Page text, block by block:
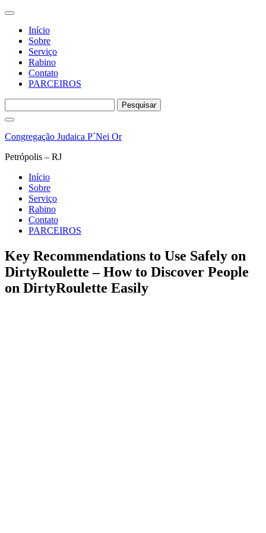
Início
Sobre
Serviço
Rabino
Contato
PARCEIROS
por:
Pular
o
Congregação Judaica P´Nei Or
Petrópolis – RJ
Início
Sobre
Serviço
Rabino
Contato
PARCEIROS
Key Recommendations to Use Safely on
DirtyRoulette – How to Discover People
on DirtyRoulette Easily